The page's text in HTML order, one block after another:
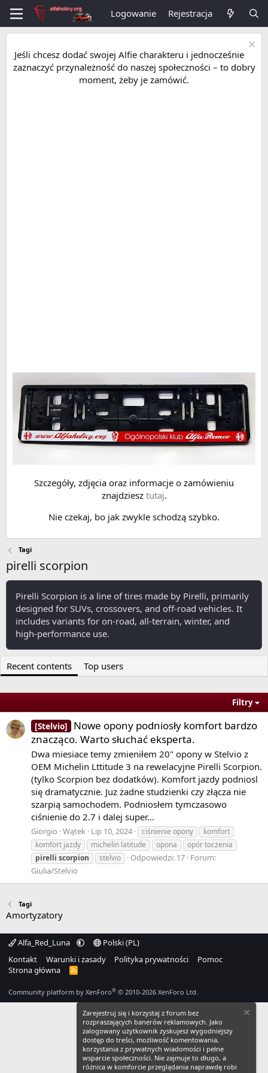
Logowanie Rejestracja
Jeśli chcesz dodać swojej Alfie charakteru i jednocześnie
zaznaczyć przynależność do naszej społeczności – to dobry
moment, żeby je zamówić.
Szczegóły, zdjęcia oraz informacje o zamówieniu
znajdziesz tutaj.
Nie czekaj, bo jak zwykle schodzą szybko.
Tagi
pirelli scorpion
Pirelli Scorpion is a line of tires made by Pirelli, primarily
designed for SUVs, crossovers, and off-road vehicles. It
includes variants for on-road, all-terrain, winter, and
high-performance use.
Recent contents Top users
Filtry
[Stelvio]
Nowe opony podniosły komfort bardzo
znacząco. Warto słuchać eksperta.
Dwa miesiace temy zmieniłem 20" opony w Stelvio z
OEM Michelin Lttitude 3 na rewelacyjne Pirelli Scorpion.
(tylko Scorpion bez dodatków). Komfort jazdy podniosl
się dramatycznie. Juz żadne studzienki czy złącza nie
szarpią samochodem. Podniosłem tymczasowo
ciśnienie do 2.7 i dalej super...
Giorgio Wątek Lip 10, 2024 ciśnienie opony
komfort
komfort jazdy
michelin latitude opona
opór toczenia
pirelli scorpion stelvio Odpowiedzi: 17 Forum:
Giulia/Stelvio
Tagi
Amortyzatory
Alfa_Red_Luna
Polski (PL)
Kontakt
Warunki i zasady Polityka prywatności
Pomoc
Strona główna
R
Community platform by XenForo® © 2010-2026 XenForo Ltd.
Zarejestruj się i korzystaj z forum bez
rozpraszających banerów reklamowych. Jako
zalogowany użytkownik zyskujesz wygodniejszy
dostęp do treści, możliwość komentowania,
korzystania z prywatnych wiadomości i pełne
wsparcie społeczności. Nie zajmuje to długo, a
różnica w komforcie przeglądania naprawdę robi